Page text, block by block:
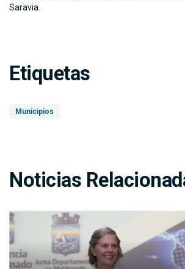
Saravia.
Etiquetas
Municipios
Noticias